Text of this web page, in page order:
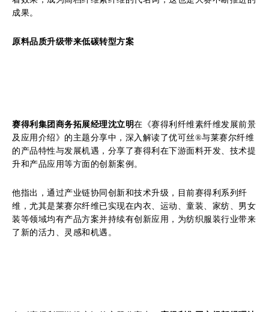
成果。
原料品质升级带来低碳转型方案
赛得利集团商务拓展经理沈立明在《赛得利纤维素纤维发展前景
及应用介绍》的主题分享中，深入解读了优可丝®与莱赛尔纤维
的产品特性与发展机遇，分享了赛得利在下游面料开发、技术提
升和产品应用等方面的创新案例。
他指出，通过产业链协同创新和技术升级，目前赛得利系列纤
维，尤其是莱赛尔纤维已实现在内衣、运动、童装、家纺、男女
装等领域均有产品方案并持续有创新应用，为纺织服装行业带来
了新的活力、灵感和机遇。